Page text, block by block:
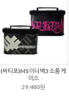
(써티포)MS 이너백3 소품 케
이스
29,480원